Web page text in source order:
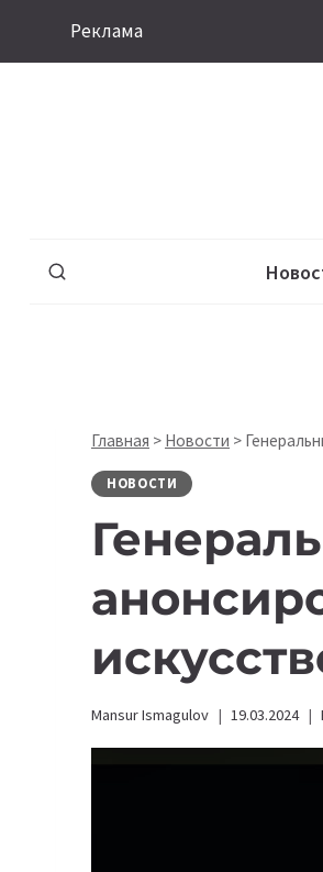
Реклама
Главная > Новости >
НОВОСТИ
Mansur Ismagulov 19.03.2024